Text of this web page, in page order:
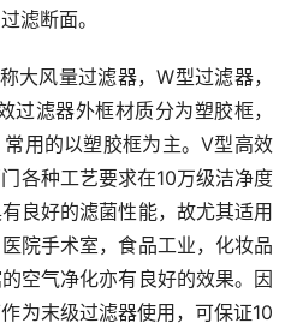
滤断面。
大风量过滤器，W型过滤器，
滤器外框材质分为塑胶框，
用的以塑胶框为主。V型高效
各种工艺要求在10万级洁净度
良好的滤菌性能，故尤其适用
院手术室，食品工业，化妆品
空气净化亦有良好的效果。因
为末级过滤器使用，可保证10